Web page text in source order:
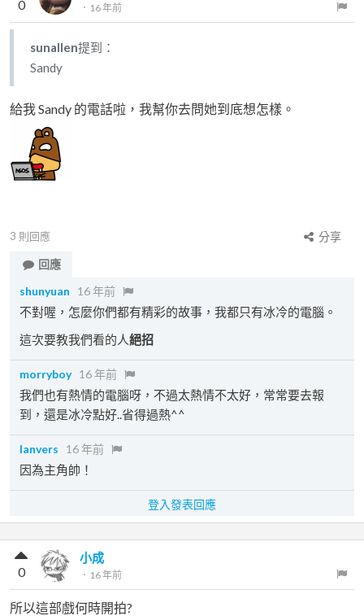
． 16 年前
0
sunallen提到：
Sandy
給我 Sandy 的電話啦，我幫你去問她到底想怎樣。
3 則回應
分享
回應
shunyuan
16 年前
不對喔，怎麼你們都有精彩的故事，我都只有冰冷的電腦。
這次要教我們看的人絕招
morryboy 16 年前
我們也有熱情的電腦呀，不過太熱情不太好，常常要去報
到，還是冰冷點好..省得過熱^^
lanvers 16 年前
因為主角帥！
登入發表回應
小成
． 16 年前
0
所以這部戲何時開拍?